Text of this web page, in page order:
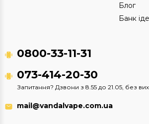
Блог
Банк
0800-33-11-31
073-414-20-30
Запитання? Дзвони з 8.55 до 21.05, без
mail@vandalvape.com.ua